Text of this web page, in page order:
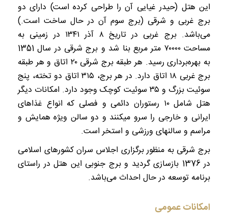
این هتل (حیدر غیایی آن را طراحی کرده است) دارای دو
برج غربی و شرقی (برج سوم آن در حال ساخت است.)
می‌باشد. برج غربی در تاریخ ۸ آذر ۱۳۴۱ در زمینی به
مساحت ۷۰۰۰۰ متر مربع بنا شد و برج شرقی در سال 1351
به بهره‌برداری رسید. هر طبقه برج شرقی ۲۰ اتاق و هر طبقه
برج غربی ۱۸ اتاق دارد. در هر برج‌، ۳۱۵ اتاق دو تخته‌، پنج
سوئیت بزرگ و ۳۵ سوئیت کوچک وجود دارد. امکانات دیگر
هتل شامل ۱۰ رستوران دائمی و فصلی که انواع غذاهای
ایرانی و خارجی را سرو می‏کنند و دو سالن ویژه همایش و
مراسم و سالن‏های ورزشی و استخر است.
برج شرقی به منظور برگزاری اجلاس سران کشورهای اسلامی
در 1376 بازسازی گردید و برج جنوبی این هتل در راستای
برنامه توسعه در حال احداث می‌باشد.
امکانات عمومی